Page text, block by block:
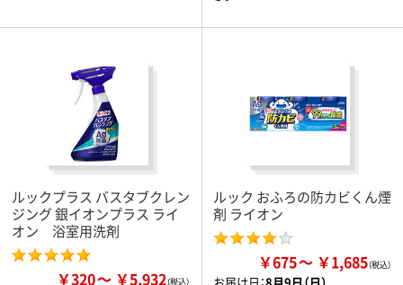
ルックプラス バスタブクレン
ジング 銀イオンプラス ライ
オン 浴室用洗剤
￥320 ￥5,932
ルック おふろの防カビくん煙
剤 ライオン
￥675 ￥1,685